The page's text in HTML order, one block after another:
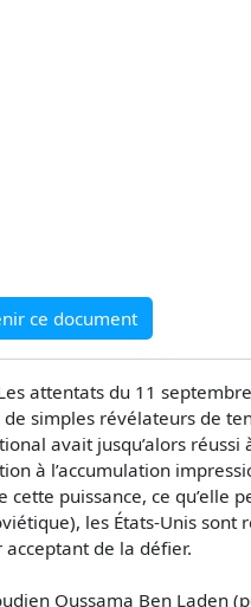
ce document
attentats du 11
simples révélateurs de
avait jusqu’alors réussi à
à l’accumulation
puissance, ce
les États-Unis
acceptant de la défier.
Oussama Ben Laden